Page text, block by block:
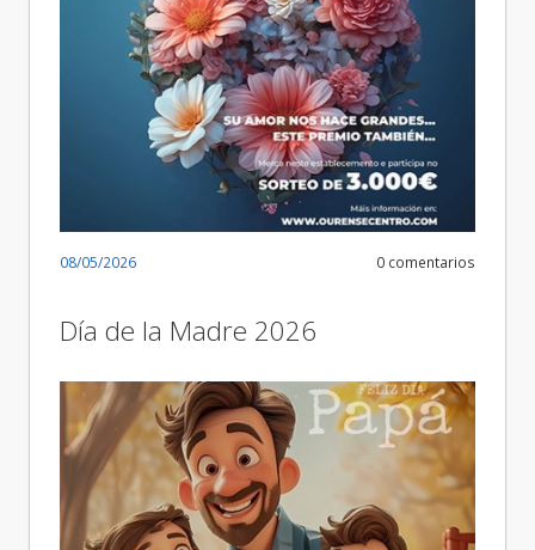
08/05/2026 0 comentarios
Día de la Madre 2026